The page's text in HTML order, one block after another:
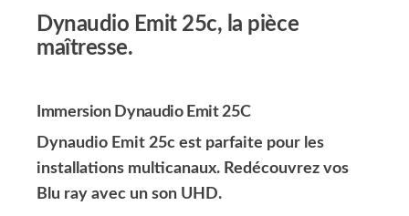
Dynaudio Emit 25c, la pièce
maîtresse.
Immersion Dynaudio Emit 25C
Dynaudio Emit 25c est parfaite pour les
installations multicanaux. Redécouvrez vos
Blu ray avec un son UHD.